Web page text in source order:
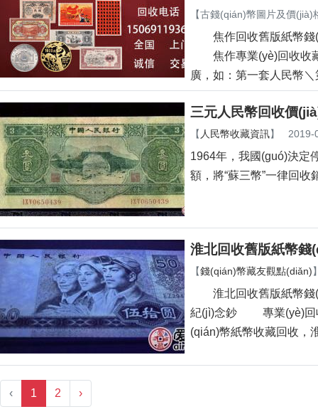
【古錢(qián)幣圖片及價(jià)
焦作回收舊版紙幣錢
焦作專業(yè)回收收藏
廣，如：第一套人民幣
三元人民幣回收價
【 人民幣收藏資訊】 2019-
1964年，我國(guó)
額，將“蘇三幣”一律回
淮北回收舊版紙幣
【錢(qián)幣藏友觀點(diǎn)
淮北回收舊版紙幣錢
紀(jì)念鈔 專業(yè)回
(qián)幣紙幣收藏回收
‹ 1 2 ›